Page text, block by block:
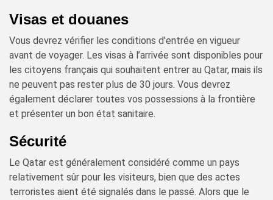
Visas et douanes
Vous devrez vérifier les conditions d'entrée en vigueur
avant de voyager. Les visas à l’arrivée sont disponibles pour
les citoyens français qui souhaitent entrer au Qatar, mais ils
ne peuvent pas rester plus de 30 jours. Vous devrez
également déclarer toutes vos possessions à la frontière
et présenter un bon état sanitaire.
Sécurité
Le Qatar est généralement considéré comme un pays
relativement sûr pour les visiteurs, bien que des actes
terroristes aient été signalés dans le passé. Alors que le